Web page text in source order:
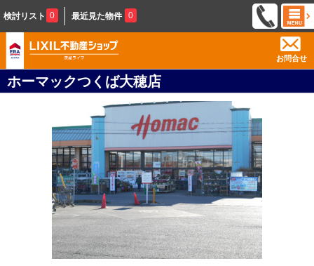
検討リスト 0 最近見た物件 0
お問合せ
ホーマックつくば大穂店